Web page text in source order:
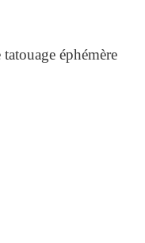
éphémère